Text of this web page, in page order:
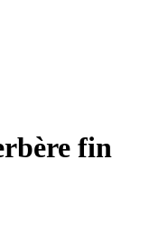
fin